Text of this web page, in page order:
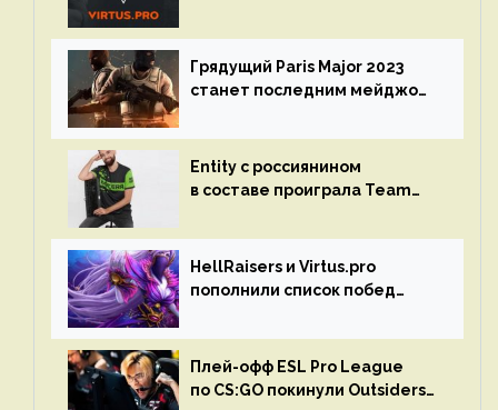
Грядущий Paris Major 2023
станет последним мейджор-
Entity с россиянином
в составе проиграла Team
HellRaisers и Virtus.pro
пополнили список побед
Плей-офф ESL Pro League
по CS:GO покинули Outsiders